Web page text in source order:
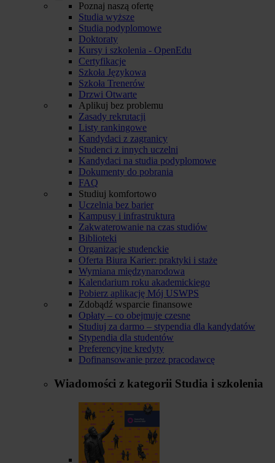
Poznaj naszą ofertę
Studia wyższe
Studia podyplomowe
Doktoraty
Kursy i szkolenia - OpenEdu
Certyfikacje
Szkoła Językowa
Szkoła Trenerów
Drzwi Otwarte
Aplikuj bez problemu
Zasady rekrutacji
Listy rankingowe
Kandydaci z zagranicy
Studenci z innych uczelni
Kandydaci na studia podyplomowe
Dokumenty do pobrania
FAQ
Studiuj komfortowo
Uczelnia bez barier
Kampusy i infrastruktura
Zakwaterowanie na czas studiów
Biblioteki
Organizacje studenckie
Oferta Biura Karier: praktyki i staże
Wymiana międzynarodowa
Kalendarium roku akademickiego
Pobierz aplikację Mój USWPS
Zdobądź wsparcie finansowe
Opłaty – co obejmuje czesne
Studiuj za darmo – stypendia dla kandydatów
Stypendia dla studentów
Preferencyjne kredyty
Dofinansowanie przez pracodawcę
Wiadomości z kategorii Studia i szkolenia